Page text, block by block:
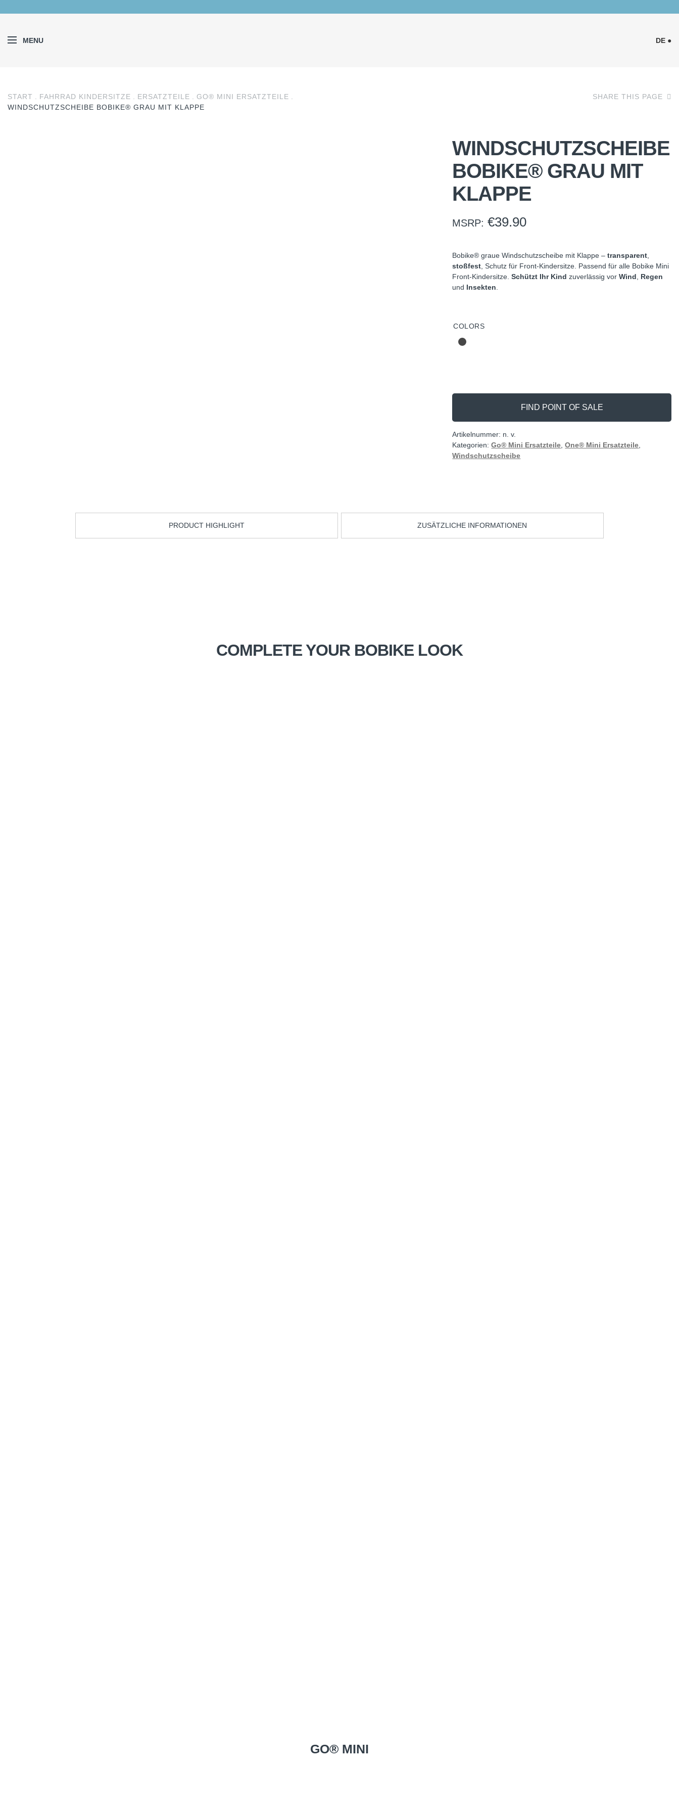
MENU DE ●
START FAHRRAD KINDERSITZE ERSATZTEILE
GO® MINI ERSATZTEILE
WINDSCHUTZSCHEIBE BOBIKE® GRAU MIT KLAPPE
SHARE THIS PAGE
WINDSCHUTZSCHEIBE
BOBIKE® GRAU MIT
KLAPPE
MSRP: €39.90
Bobike® graue Windschutzscheibe mit Klappe –transparent
stoßfest , Schutz für Front-Kindersitze. Passend für alle Bobike Mini
Front-Kindersitze.Schützt Ihr Kind zuverlässig vorWind
Regen
und Insekten
COLORS
FIND POINT OF SALE
Artikelnummer: n. v.
Kategorien:Go® Mini Ersatzteile ,One® Mini Ersatzteile
Windschutzscheibe
PRODUCT HIGHLIGHT ZUSÄTZLICHE INFORMATIONEN
COMPLETE YOUR BOBIKE LOOK
GO® MINI